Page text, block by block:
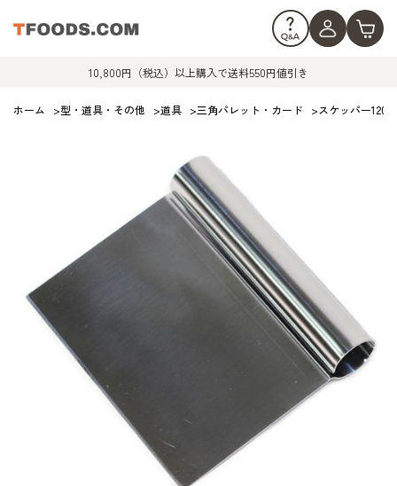
10,800円（税込）以上購入で送料550円値引き
ホーム >型・道具・その他 >道具 >三角パレット・カード >スケッパー